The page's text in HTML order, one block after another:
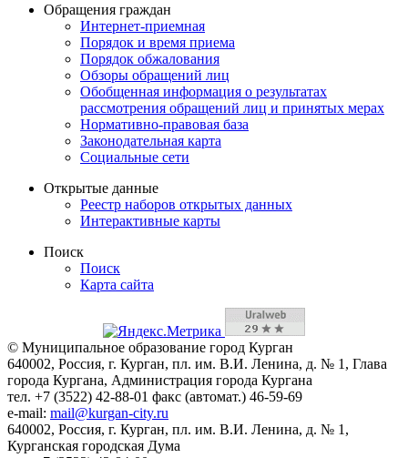
Обращения граждан
Интернет-приемная
Порядок и время приема
Порядок обжалования
Обзоры обращений лиц
Обобщенная информация о результатах
рассмотрения обращений лиц и принятых мерах
Нормативно-правовая база
Законодательная карта
Социальные сети
Открытые данные
Реестр наборов открытых данных
Интерактивные карты
Поиск
Поиск
Карта сайта
© Муниципальное образование город Курган
640002, Россия, г. Курган, пл. им. В.И. Ленина, д. № 1, Глава
города Кургана, Администрация города Кургана
тел. +7 (3522) 42-88-01 факс (автомат.) 46-59-69
e-mail: mail@kurgan-city.ru
640002, Россия, г. Курган, пл. им. В.И. Ленина, д. № 1,
Курганская городская Дума